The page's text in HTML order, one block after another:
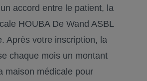
accord entre le patient, la
HOUBA De Wand ASBL
Après votre inscription, la
chaque mois un montant
maison médicale pour